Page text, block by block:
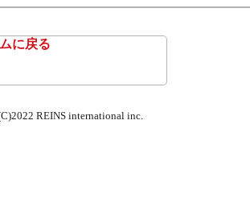
に戻る
REINS international inc.